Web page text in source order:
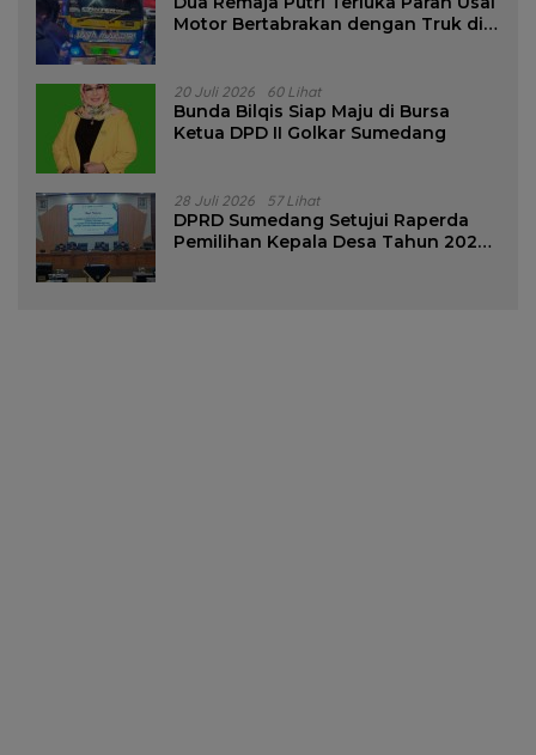
Motor Bertabrakan dengan Truk di
20 Juli 2026 60 Lihat
Bunda Bilqis Siap Maju di Bursa
Ketua DPD II Golkar Sumedang
28 Juli 2026 57 Lihat
DPRD Sumedang Setujui Raperda
Pemilihan Kepala Desa Tahun 2026